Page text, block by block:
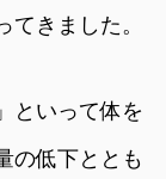
きました。
といって体を
の低下ととも